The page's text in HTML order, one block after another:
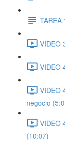
TAREA
VIDEO
VIDEO
VIDEO
negocio
VIDEO
(10:07)